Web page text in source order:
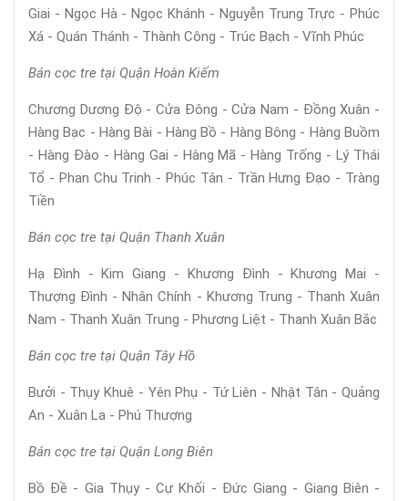
Giai - Ngọc Hà - Ngọc Khánh - Nguyễn Trung Trực - Phúc
Xá - Quán Thánh - Thành Công - Trúc Bạch - Vĩnh Phúc
Bán cọc tre tại Quận Hoàn Kiếm
Chương Dương Độ - Cửa Đông - Cửa Nam - Đồng Xuân -
Hàng Bạc - Hàng Bài - Hàng Bồ - Hàng Bông - Hàng Buồm
- Hàng Đào - Hàng Gai - Hàng Mã - Hàng Trống - Lý Thái
Tổ - Phan Chu Trinh - Phúc Tân - Trần Hưng Đạo - Tràng
Tiền
Bán cọc tre tại Quận Thanh Xuân
Hạ Đình - Kim Giang - Khương Đình - Khương Mai -
Thượng Đình - Nhân Chính - Khương Trung - Thanh Xuân
Nam - Thanh Xuân Trung - Phương Liệt - Thanh Xuân Bắc
Bán cọc tre tại Quận Tây Hồ
Bưởi - Thụy Khuê - Yên Phụ - Tứ Liên - Nhật Tân - Quảng
An - Xuân La - Phú Thượng
Bán cọc tre tại Quận Long Biên
Bồ Đề - Gia Thụy - Cự Khối - Đức Giang - Giang Biên -